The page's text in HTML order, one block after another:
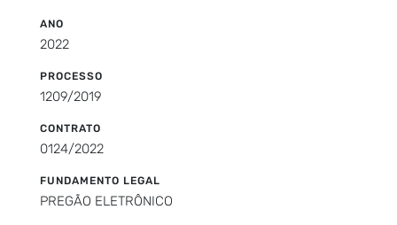
ANO
2022
PROCESSO
1209/2019
CONTRATO
0124/2022
FUNDAMENTO LEGAL
PREGÃO ELETRÔNICO